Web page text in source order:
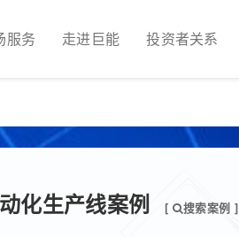
服务 走进巨能 投资者关系
化生产线案例 [ 搜索案例 ]